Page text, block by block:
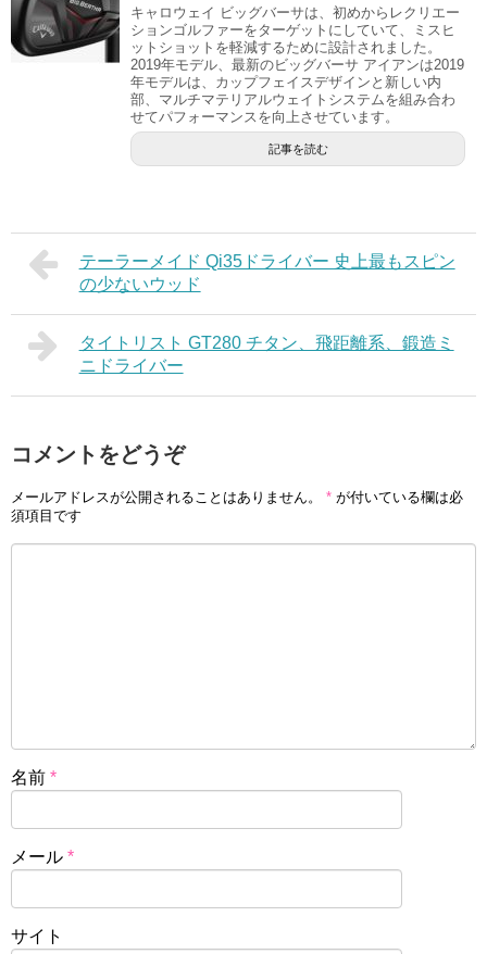
キャロウェイ ビッグバーサは、初めからレクリエー
ションゴルファーをターゲットにしていて、ミスヒ
ットショットを軽減するために設計されました。
2019年モデル、最新のビッグバーサ アイアンは2019
年モデルは、カップフェイスデザインと新しい内
部、マルチマテリアルウェイトシステムを組み合わ
せてパフォーマンスを向上させています。
記事を読む
テーラーメイド Qi35ドライバー 史上最もスピン
の少ないウッド
タイトリスト GT280 チタン、飛距離系、鍛造ミ
ニドライバー
コメントをどうぞ
メールアドレスが公開されることはありません。 * が付いている欄は必
須項目です
名前 *
メール *
サイト